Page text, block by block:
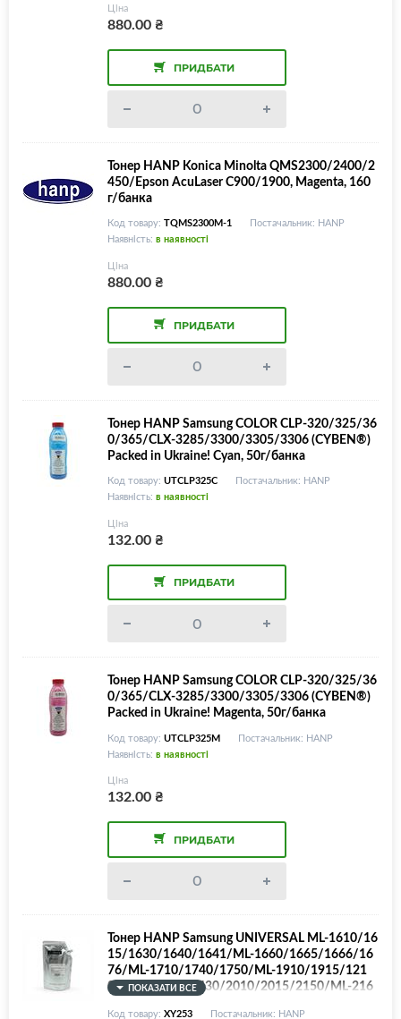
Ціна
880.00₴
ПРИДБАТИ
Тонер HANP Konica Minolta QMS2300/2400/2
450/Epson AcuLaser C900/1900, Magenta, 160
г/банка
Код товару: TQMS2300M-1
Постачальник: HANP
Наявність: в наявності
Ціна
880.00₴
ПРИДБАТИ
Тонер HANP Samsung COLOR CLP-320/325/36
0/365/CLX-3285/3300/3305/3306 (CYBEN®)
Packed in Ukraine! Cyan, 50г/банка
Код товару: UTCLP325C
Постачальник: HANP
Наявність: в наявності
Ціна
132.00₴
ПРИДБАТИ
Тонер HANP Samsung COLOR CLP-320/325/36
0/365/CLX-3285/3300/3305/3306 (CYBEN®)
Packed in Ukraine! Magenta, 50г/банка
Код товару: UTCLP325M
Постачальник: HANP
Наявність: в наявності
Ціна
132.00₴
ПРИДБАТИ
Тонер HANP Samsung UNIVERSAL ML-1610/16
15/1630/1640/1641/ML-1660/1665/1666/16
76/ML-1710/1740/1750/ML-1910/1915/121
0/1220/1250/1430/2010/2015/2150/ML-216
0/2164/2165/2167/2168/2240/2241/2245/2
ПОКАЗАТИ ВСЕ
Код товару: XY253 Постачальник: HANP